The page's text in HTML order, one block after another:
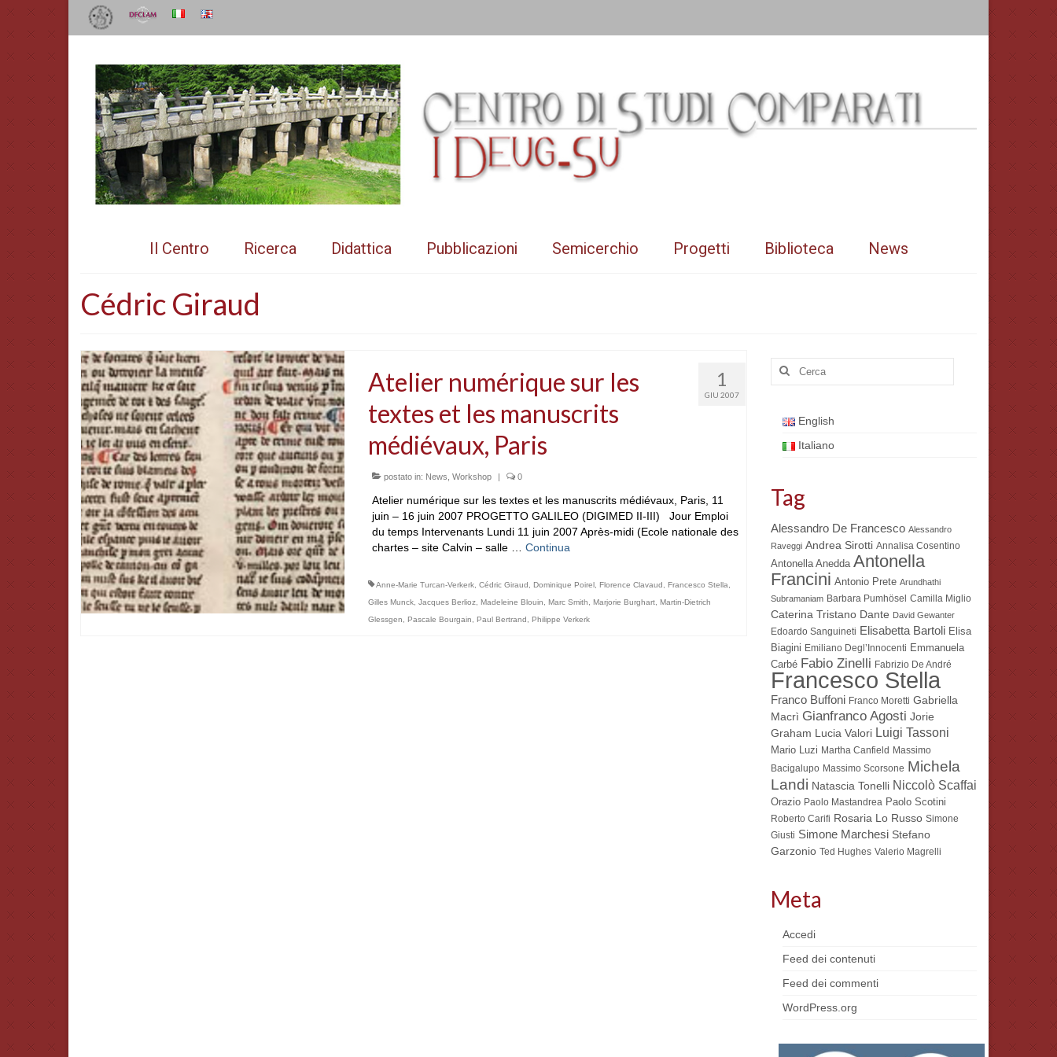
Il Centro Ricerca Didattica Pubblicazioni Semicerchio Progetti Biblioteca News
Cédric Giraud
1
GIU 2007
Atelier numérique sur les
textes et les manuscrits
médiévaux, Paris
postato in: News Workshop | 0
Atelier numérique sur les textes et les manuscrits médiévaux, Paris, 11
juin – 16 juin 2007 PROGETTO GALILEO (DIGIMED II-III) Jour Emploi
du temps Intervenants Lundi 11 juin 2007 Après-midi (Ecole nationale des
chartes – site Calvin – salle … Continua
Anne-Marie Turcan-Verkerk, Cédric Giraud Dominique Poirel, Florence Clavaud Francesco Stella
Gilles Munck, Jacques Berlioz, Madeleine Blouin Marc Smith Marjorie Burghart, Martin-Dietrich
Glessgen
Pascale Bourgain Paul Bertrand Philippe Verkerk
Cerca:
English
Italiano
Tag
Alessandro De Francesco Alessandro
Raveggi Andrea Sirotti Annalisa Cosentino
Antonella Anedda Antonella
Francini Antonio Prete Arundhathi
Subramaniam Barbara Pumhösel Camilla Miglio
Caterina Tristano Dante David Gewanter
Edoardo Sanguineti Elisabetta Bartoli Elisa
Biagini Emiliano Degl’Innocenti Emmanuela
Carbé Fabio Zinelli Fabrizio De André
Francesco Stella
Franco Buffoni Franco Moretti Gabriella
Macrì Gianfranco Agosti Jorie
Graham Lucia Valori Luigi Tassoni
Mario Luzi Martha Canfield Massimo
Bacigalupo Massimo Scorsone Michela
Landi Natascia Tonelli Niccolò Scaffai
Orazio Paolo Mastandrea Paolo Scotini
Roberto Carifi Rosaria Lo Russo Simone
Giusti Simone Marchesi Stefano
Garzonio Ted Hughes Valerio Magrelli
Meta
Accedi
Feed dei contenuti
Feed dei commenti
WordPress.org